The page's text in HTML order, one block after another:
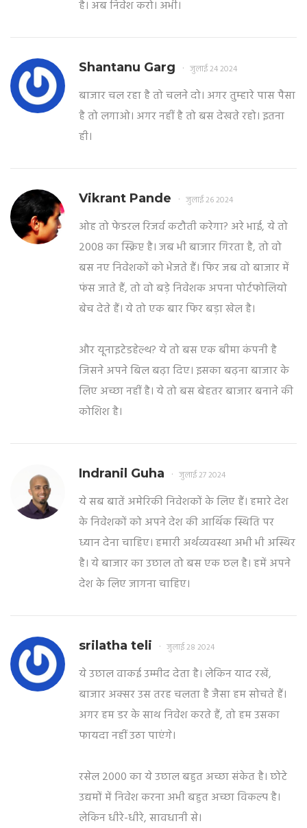
है। अब निवेश करो। अभी।
Shantanu Garg जुलाई 24 2024
बाजार चल रहा है तो चलने दो। अगर तुम्हारे पास पैसा
है तो लगाओ। अगर नहीं है तो बस देखते रहो। इतना
ही।
Vikrant Pande जुलाई 26 2024
ओह तो फेडरल रिजर्व कटौती करेगा? अरे भाई, ये तो
2008 का स्क्रिप्ट है। जब भी बाजार गिरता है, तो वो
बस नए निवेशकों को भेजते हैं। फिर जब वो बाजार में
फंस जाते हैं, तो वो बड़े निवेशक अपना पोर्टफोलियो
बेच देते हैं। ये तो एक बार फिर बड़ा खेल है।
और यूनाइटेडहेल्थ? ये तो बस एक बीमा कंपनी है
जिसने अपने बिल बढ़ा दिए। इसका बढ़ना बाजार के
लिए अच्छा नहीं है। ये तो बस बेहतर बाजार बनाने की
कोशिश है।
Indranil Guha जुलाई 27 2024
ये सब बातें अमेरिकी निवेशकों के लिए हैं। हमारे देश
के निवेशकों को अपने देश की आर्थिक स्थिति पर
ध्यान देना चाहिए। हमारी अर्थव्यवस्था अभी भी अस्थिर
है। ये बाजार का उछाल तो बस एक छल है। हमें अपने
देश के लिए जागना चाहिए।
srilatha teli जुलाई 28 2024
ये उछाल वाकई उम्मीद देता है। लेकिन याद रखें,
बाजार अक्सर उस तरह चलता है जैसा हम सोचते हैं।
अगर हम डर के साथ निवेश करते हैं, तो हम उसका
फायदा नहीं उठा पाएंगे।
रसेल 2000 का ये उछाल बहुत अच्छा संकेत है। छोटे
उद्यमों में निवेश करना अभी बहुत अच्छा विकल्प है।
लेकिन धीरे-धीरे, सावधानी से।